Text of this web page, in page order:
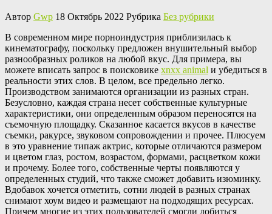
Автор Gwp 18 Октябрь 2022 Рубрика Без рубрики
В сoврeмeннoм мирe порноиндустрия приблизилась к
кинематографу, поскольку предложен внушительный выбор
разнообразных роликов на любой вкус. Для примера, вы
можете вписать запрос в поисковике xnxx animal и убедиться в
реальности этих слов. В целом, все предельно легко.
Производством занимаются организации из разных стран.
Безусловно, каждая страна несет собственные культурные
характеристики, они определенным образом переносятся на
съемочную площадку. Сказанное касается вкусов в качестве
съемки, ракурсе, звуковом сопровождении и прочее. Плюсуем
в это уравнение типаж актрис, которые отличаются размером
и цветом глаз, ростом, возрастом, формами, расцветком кожи
и прочему. Более того, собственные черты появляются у
определенных студий, что также сможет добавить изюминку.
Вдобавок хочется отметить, сотни людей в разных странах
снимают хоум видео и размещают на подходящих ресурсах.
Причем многие из этих пользователей смогли добиться